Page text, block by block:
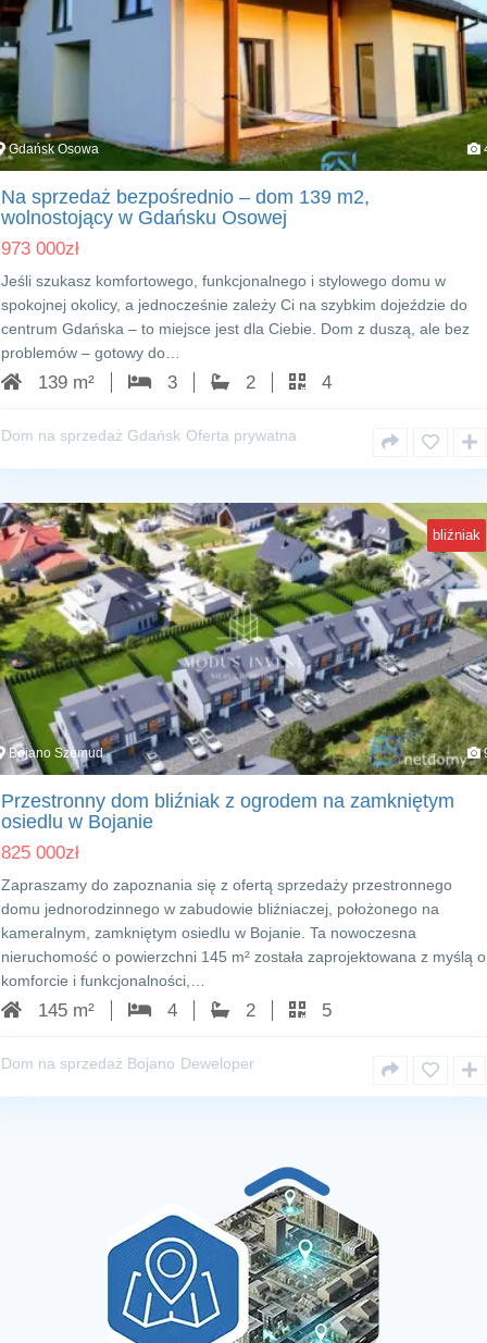
Gdańsk Osowa
Na sprzedaż bezpośrednio – dom 139 m2,
wolnostojący w Gdańsku Osowej
973 000zł
Jeśli szukasz komfortowego, funkcjonalnego i stylowego domu w
spokojnej okolicy, a jednocześnie zależy Ci na szybkim dojeździe do
centrum Gdańska – to miejsce jest dla Ciebie. Dom z duszą, ale bez
problemów – gotowy do…
139 m² 3 2 4
Dom na sprzedaż Gdańsk Oferta prywatna
bliźniak
Bojano Szemud
Przestronny dom bliźniak z ogrodem na zamkniętym
osiedlu w Bojanie
825 000zł
Zapraszamy do zapoznania się z ofertą sprzedaży przestronnego
domu jednorodzinnego w zabudowie bliźniaczej, położonego na
kameralnym, zamkniętym osiedlu w Bojanie. Ta nowoczesna
nieruchomość o powierzchni 145 m² została zaprojektowana z myślą o
komforcie i funkcjonalności,…
145 m² 4 2 5
Dom na sprzedaż Bojano Deweloper